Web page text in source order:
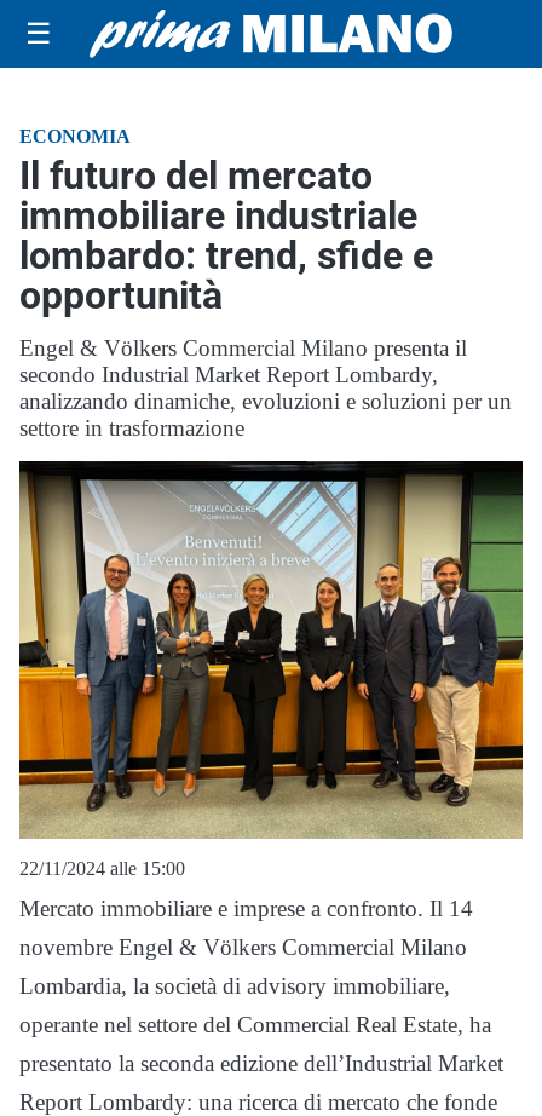
☰
ECONOMIA
Il futuro del mercato
immobiliare industriale
lombardo: trend, sfide e
opportunità
Engel & Völkers Commercial Milano presenta il
secondo Industrial Market Report Lombardy,
analizzando dinamiche, evoluzioni e soluzioni per un
settore in trasformazione
22/11/2024 alle 15:00
Mercato immobiliare e imprese a confronto. Il 14
novembre Engel & Völkers Commercial Milano
Lombardia, la società di advisory immobiliare,
operante nel settore del Commercial Real Estate, ha
presentato la seconda edizione dell’Industrial Market
Report Lombardy: una ricerca di mercato che fonde